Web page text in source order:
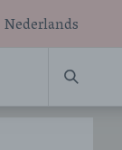
Nederlands